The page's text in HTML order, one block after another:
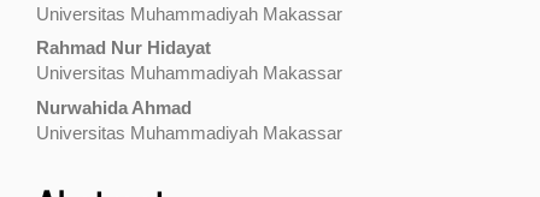
Universitas Muhammadiyah Makassar
Rahmad Nur Hidayat
Universitas Muhammadiyah Makassar
Nurwahida Ahmad
Universitas Muhammadiyah Makassar